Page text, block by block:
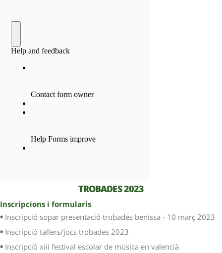
TROBADES 2023
Inscripcions i formularis
Inscripció sopar presentació trobades benissa - 10 març 2023
Inscripció tallers/jocs trobades 2023
Inscripció xiii festival escolar de música en valencià